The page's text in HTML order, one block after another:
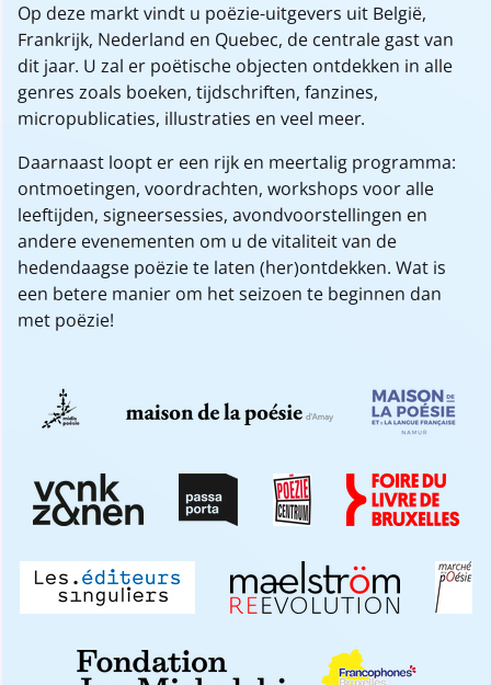
Op deze markt vindt u poëzie-uitgevers uit België,
Frankrijk, Nederland en Quebec, de centrale gast van
dit jaar. U zal er poëtische objecten ontdekken in alle
genres zoals boeken, tijdschriften, fanzines,
micropublicaties, illustraties en veel meer.
Daarnaast loopt er een rijk en meertalig programma:
ontmoetingen, voordrachten, workshops voor alle
leeftijden, signeersessies, avondvoorstellingen en
andere evenementen om u de vitaliteit van de
hedendaagse poëzie te laten (her)ontdekken. Wat is
een betere manier om het seizoen te beginnen dan
met poëzie!